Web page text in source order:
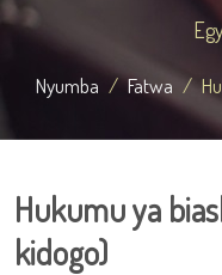
Nyumba Fatwa
Hukumu ya
kidogo)